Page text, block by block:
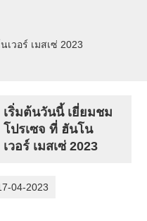
วอร์ เมสเซ่ 2023
เริ่มต้นวันนี้ เยี่ยมชม
โปรเซจ ที่ ฮันโน
เวอร์ เมสเซ่ 2023
04-2023